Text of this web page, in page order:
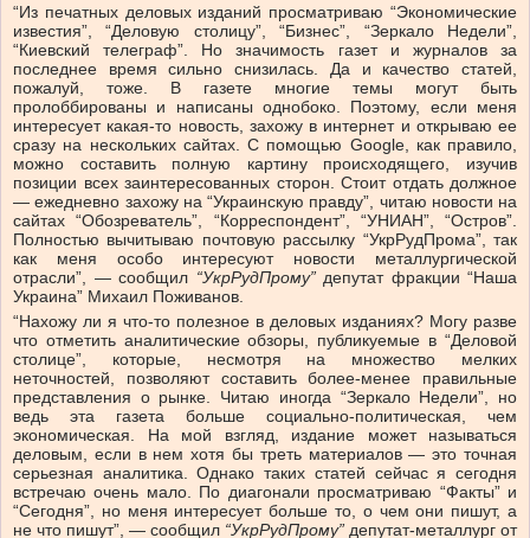
“Из печатных деловых изданий просматриваю “Экономические
известия”, “Деловую столицу”, “Бизнес”, “Зеркало Недели”,
“Киевский телеграф”. Но значимость газет и журналов за
последнее время сильно снизилась. Да и качество статей,
пожалуй, тоже. В газете многие темы могут быть
пролоббированы и написаны однобоко. Поэтому, если меня
интересует какая-то новость, захожу в интернет и открываю ее
сразу на нескольких сайтах. С помощью Google, как правило,
можно составить полную картину происходящего, изучив
позиции всех заинтересованных сторон. Стоит отдать должное
— ежедневно захожу на “Украинскую правду”, читаю новости на
сайтах “Обозреватель”, “Корреспондент”, “УНИАН”, “Остров”.
Полностью вычитываю почтовую рассылку “УкрРудПрома”, так
как меня особо интересуют новости металлургической
отрасли”, — сообщил “УкрРудПрому”депутат фракции “Наша
Украина” Михаил Поживанов.
“Нахожу ли я что-то полезное в деловых изданиях? Могу разве
что отметить аналитические обзоры, публикуемые в “Деловой
столице”, которые, несмотря на множество мелких
неточностей, позволяют составить более-менее правильные
представления о рынке. Читаю иногда “Зеркало Недели”, но
ведь эта газета больше социально-политическая, чем
экономическая. На мой взгляд, издание может называться
деловым, если в нем хотя бы треть материалов — это точная
серьезная аналитика. Однако таких статей сейчас я сегодня
встречаю очень мало. По диагонали просматриваю “Факты” и
“Сегодня”, но меня интересует больше то, о чем они пишут, а
не что пишут”, — сообщил “УкрРудПрому” депутат-металлург от